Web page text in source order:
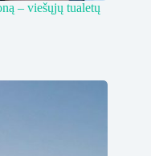
– viešųjų tualetų